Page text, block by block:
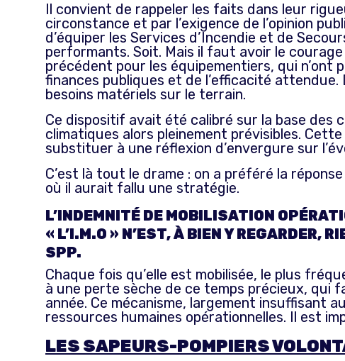
Il convient de rappeler les faits dans leur
circonstance et par l’exigence de l’opinion
d’équiper les Services d’Incendie et de
performants. Soit. Mais il faut avoir le
précédent pour les équipementiers, qui
finances publiques et de l’efficacité
besoins matériels sur le terrain.
Ce dispositif avait été calibré sur la base des
climatiques alors pleinement prévisibles.
substituer à une réflexion d’envergure sur
C’est là tout le drame : on a préféré la
où il aurait fallu une stratégie.
L’INDEMNITÉ DE MOBILISATION
« L’I.M.O » N’EST, À BIEN Y REGARDER,
SPP.
Chaque fois qu’elle est mobilisée, le plus
à une perte sèche de ce temps précieux,
année. Ce mécanisme, largement insuffisant
ressources humaines opérationnelles. Il est
LES SAPEURS-POMPIERS